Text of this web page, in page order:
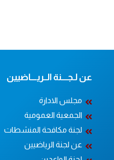
عن لـجــــنة الــريــــاضيين
مجلس الادارة
الجمعية العمومية
لجنة مكافحة المنشطات
عن لجنة الرياضيين